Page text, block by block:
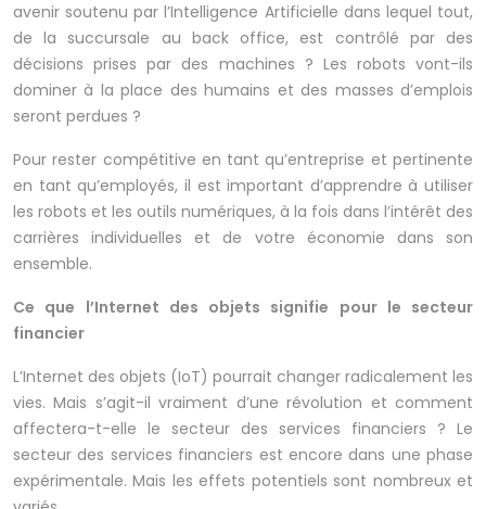
avenir soutenu par l’Intelligence Artificielle dans lequel tout,
de la succursale au back office, est contrôlé par des
décisions prises par des machines ? Les robots vont-ils
dominer à la place des humains et des masses d’emplois
seront perdues ?
Pour rester compétitive en tant qu’entreprise et pertinente
en tant qu’employés, il est important d’apprendre à utiliser
les robots et les outils numériques, à la fois dans l’intérêt des
carrières individuelles et de votre économie dans son
ensemble.
Ce que l’Internet des objets signifie pour le secteur
financier
L’Internet des objets (IoT) pourrait changer radicalement les
vies. Mais s’agit-il vraiment d’une révolution et comment
affectera-t-elle le secteur des services financiers ? Le
secteur des services financiers est encore dans une phase
expérimentale. Mais les effets potentiels sont nombreux et